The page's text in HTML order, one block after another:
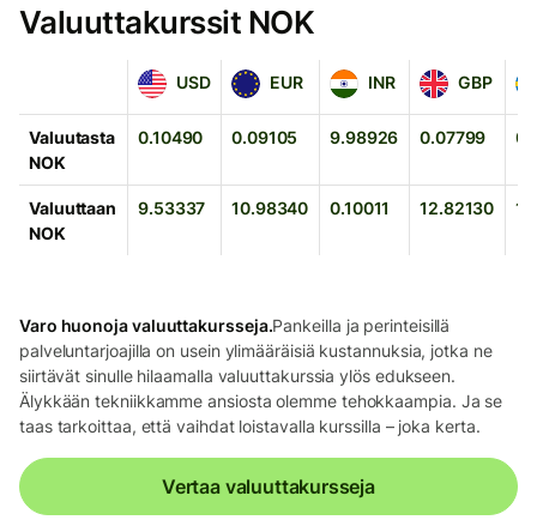
Valuuttakurssit NOK
USD
USD EUR
EUR INR
INR GBP
GBP
Valuutasta
NOK
0.10490 0.09105 9.98926 0.07799
Valuuttaan
NOK
9.53337 10.98340 0.10011 12.82130
Varo huonoja valuuttakursseja.Pankeilla ja perinteisillä
palveluntarjoajilla on usein ylimääräisiä kustannuksia, jotka ne
siirtävät sinulle hilaamalla valuuttakurssia ylös edukseen.
Älykkään tekniikkamme ansiosta olemme tehokkaampia. Ja se
taas tarkoittaa, että vaihdat loistavalla kurssilla – joka kerta.
Vertaa valuuttakursseja